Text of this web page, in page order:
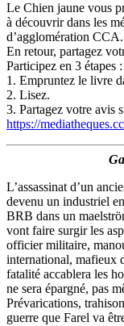
Le Chien jaune vous
à découvrir dans les
d’agglomération CCA.
En retour, partagez
Participez en 3 étapes :
1. Empruntez le livre
2. Lisez.
3. Partagez votre avis
https://
L’assassinat d’un
devenu un industriel
BRB dans un
vont faire surgir les
officier militaire,
international, mafieux
fatalité accablera les
ne sera épargné, pas
Prévarications,
guerre que Farel va